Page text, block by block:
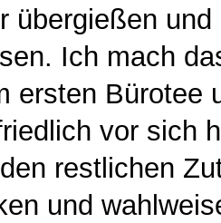
übergießen
Ich mach
ersten Bürotee
vor sich
restlichen
und